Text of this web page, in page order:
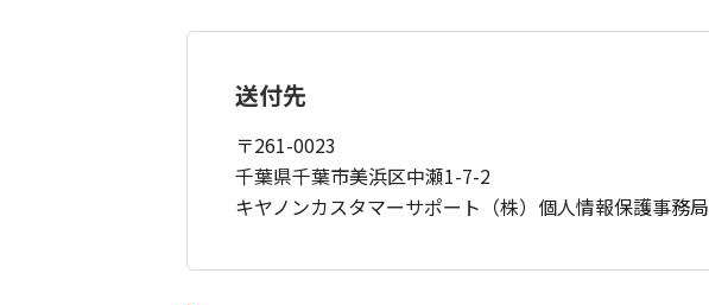
送付先
〒261-0023
千葉県千葉市美浜区中瀬1-7-2
キヤノンカスタマーサポート（株）個人情報保護事務局